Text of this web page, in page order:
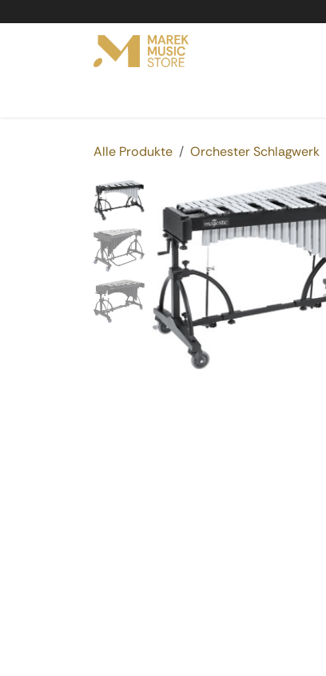
Alle Produkte Orchester Schlagwerk